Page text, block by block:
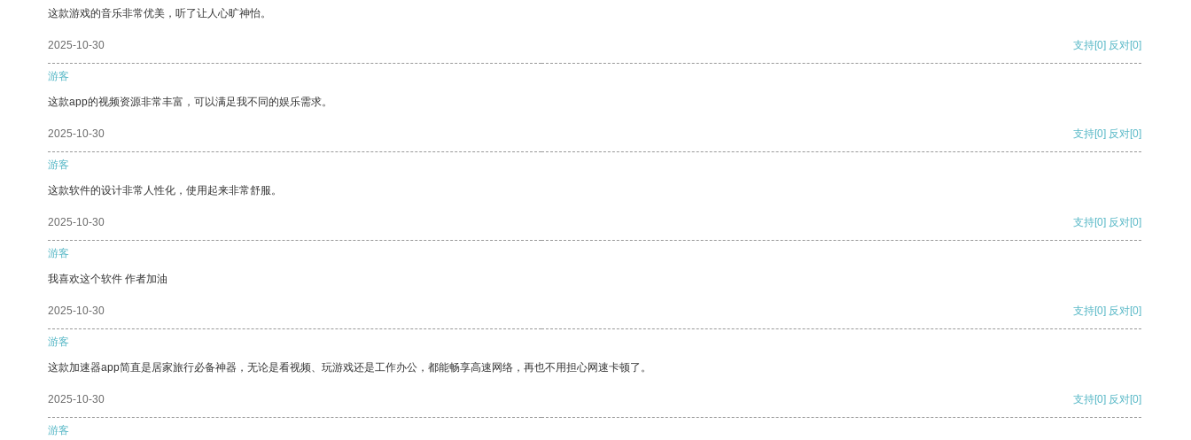
这款游戏的音乐非常优美，听了让人心旷神怡。
2025-10-30 支持[0] 反对[0]
游客
这款app的视频资源非常丰富，可以满足我不同的娱乐需求。
2025-10-30 支持[0] 反对[0]
游客
这款软件的设计非常人性化，使用起来非常舒服。
2025-10-30 支持[0] 反对[0]
游客
我喜欢这个软件 作者加油
2025-10-30 支持[0] 反对[0]
游客
这款加速器app简直是居家旅行必备神器，无论是看视频、玩游戏还是工作办公，都能畅享高速网络，再也不用担心网速卡顿了。
2025-10-30 支持[0] 反对[0]
游客